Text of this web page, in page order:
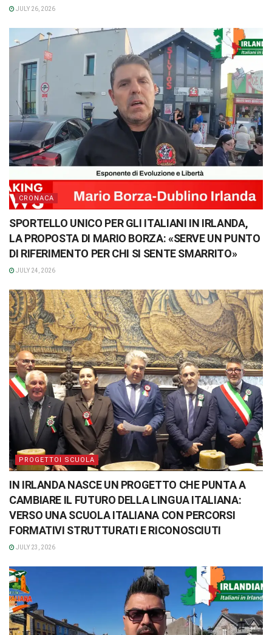
JULY 26, 2026
CRONACA
SPORTELLO UNICO PER GLI ITALIANI IN IRLANDA,
LA PROPOSTA DI MARIO BORZA: «SERVE UN PUNTO
DI RIFERIMENTO PER CHI SI SENTE SMARRITO»
JULY 24, 2026
PROGETTOI SCUOLA
IN IRLANDA NASCE UN PROGETTO CHE PUNTA A
CAMBIARE IL FUTURO DELLA LINGUA ITALIANA:
VERSO UNA SCUOLA ITALIANA CON PERCORSI
FORMATIVI STRUTTURATI E RICONOSCIUTI
JULY 23, 2026